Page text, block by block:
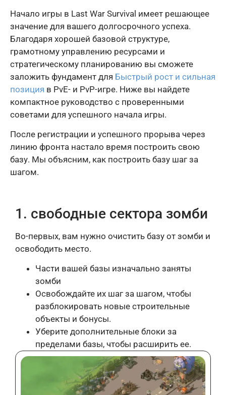
Начало игры в Last War Survival имеет решающее
значение для вашего долгосрочного успеха.
Благодаря хорошей базовой структуре,
грамотному управлению ресурсами и
стратегическому планированию вы сможете
заложить фундамент для Быстрый рост и сильная
позиция в PvE- и PvP-игре. Ниже вы найдете
компактное руководство с проверенными
советами для успешного начала игры.
После регистрации и успешного прорыва через
линию фронта настало время построить свою
базу. Мы объясним, как построить базу шаг за
шагом.
1. свободные сектора зомби
Во-первых, вам нужно очистить базу от зомби и
освободить место.
Части вашей базы изначально заняты
зомби
Освобождайте их шаг за шагом, чтобы
разблокировать новые строительные
объекты и бонусы.
Уберите дополнительные блоки за
пределами базы, чтобы расширить ее.